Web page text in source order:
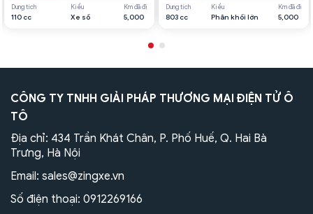
Dung tích
110 cc
Kiểu
Xe số
Km đã đi
5,000
Dung tích
803 cc
Kiểu
Phân khối lớn
Km đã đi
5,000
CÔNG TY TNHH GIẢI PHÁP THƯƠNG MẠI ĐIỆN TỬ Ô
TÔ
Địa chỉ: 434 Trần Khát Chân, P. Phố Huế, Q. Hai Bà
Trưng, Hà Nội
Email: sales@zingxe.vn
Số điện thoại: 0912269166